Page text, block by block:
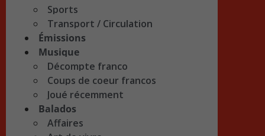
Sports
Transport / Circulation
Émissions
Musique
Décompte franco
Coups de coeur francos
Joué récemment
Balados
Affaires